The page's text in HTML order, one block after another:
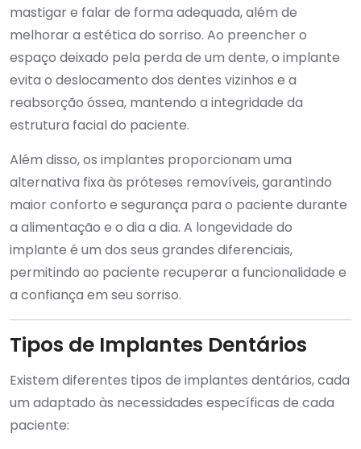
mastigar e falar de forma adequada, além de
melhorar a estética do sorriso. Ao preencher o
espaço deixado pela perda de um dente, o implante
evita o deslocamento dos dentes vizinhos e a
reabsorção óssea, mantendo a integridade da
estrutura facial do paciente.
Além disso, os implantes proporcionam uma
alternativa fixa às próteses removíveis, garantindo
maior conforto e segurança para o paciente durante
a alimentação e o dia a dia. A longevidade do
implante é um dos seus grandes diferenciais,
permitindo ao paciente recuperar a funcionalidade e
a confiança em seu sorriso.
Tipos de Implantes Dentários
Existem diferentes tipos de implantes dentários, cada
um adaptado às necessidades específicas de cada
paciente: